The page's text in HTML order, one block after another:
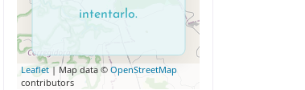
Leaflet | Map data © OpenStreetMap
contributors
intentarlo.